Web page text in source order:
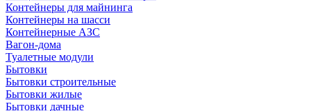
Контейнеры для майнинга
Контейнеры на шасси
Контейнерные АЗС
Вагон-дома
Туалетные модули
Бытовки
Бытовки строительные
Бытовки жилые
Бытовки дачные